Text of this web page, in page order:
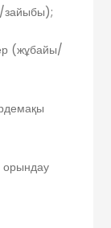
зайыбы);
(жұбайы/
орындау